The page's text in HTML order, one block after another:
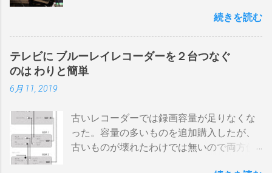
温度計が使える（ドラム内の温度が測れ
ドラムだから熱伝導に時間がかかる） 多少
の蓄熱効果はある チャフが飛び散らない 焙
煎中、外気温や風による温度変化は殆どな
げても即座に反応しない ガスコンロでは熱
量に限界があり１ハゼ８分以内でなら200g
前後が限界。 300g以上はガスコンロの強火
続きを読む
テレビに ブルーレイレコーダーを２台つなぐ
のは わりと簡単
6月 11, 2019
古いレコーダーでは録画容量が足りなくな
った。容量の多いものを追加購入したが、
古いものが壊れたわけでは無いので両方使